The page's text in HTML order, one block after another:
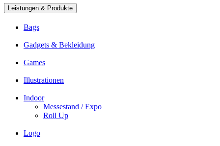
Leistungen & Produkte
Bags
Gadgets & Bekleidung
Games
Illustrationen
Indoor
Messestand / Expo
Roll Up
Logo